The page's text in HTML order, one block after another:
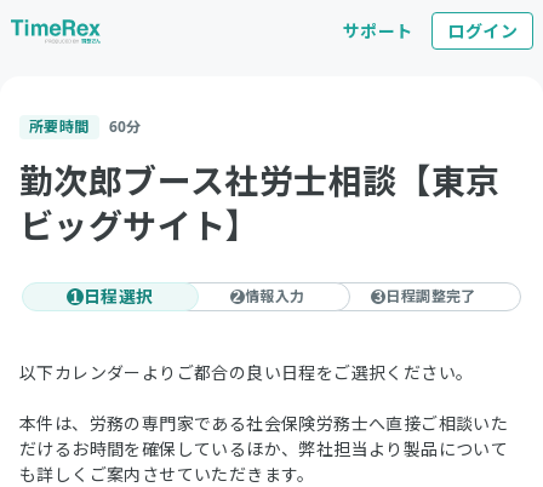
サポート ログイン
所要時間 60分
勤次郎ブース社労士相談【東京
ビッグサイト】
1 日程選択 2情報入力 3 日程調整完了
以下カレンダーよりご都合の良い日程をご選択ください。
本件は、労務の専門家である社会保険労務士へ直接ご相談いた
だけるお時間を確保しているほか、弊社担当より製品について
も詳しくご案内させていただきます。